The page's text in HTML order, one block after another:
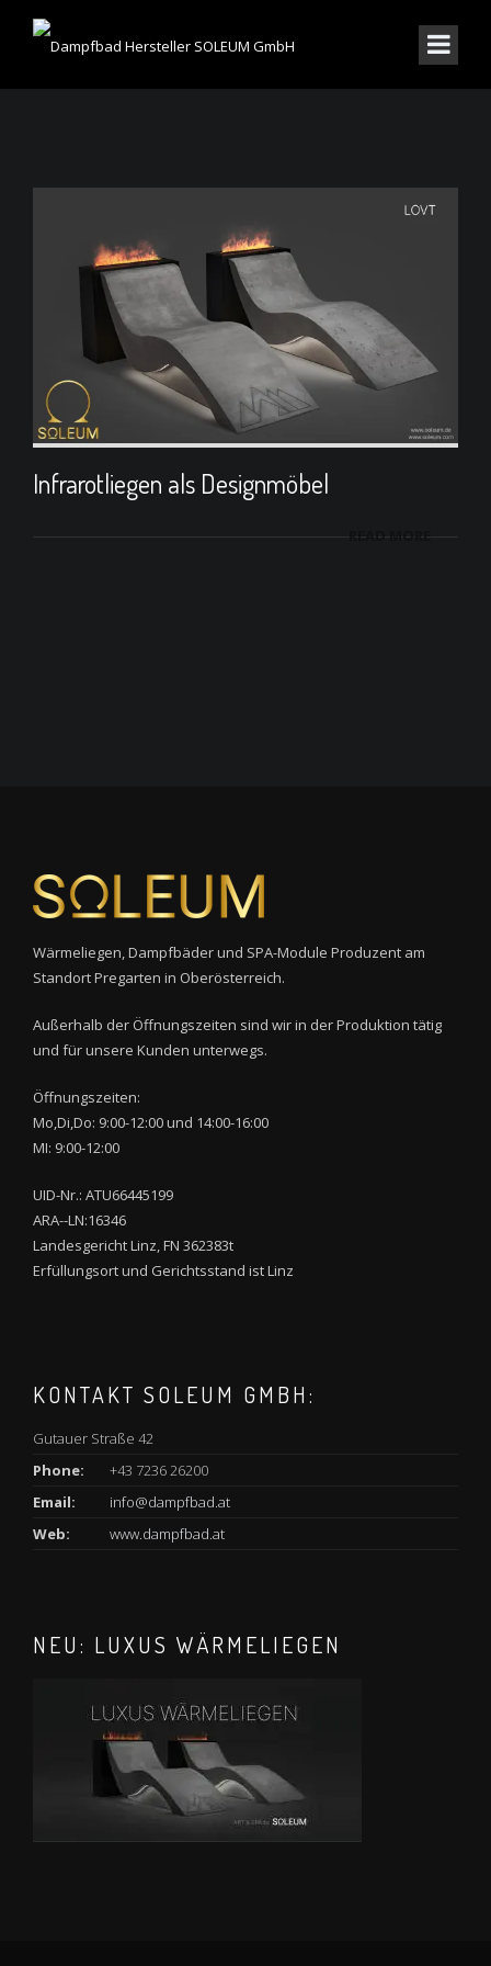
Infrarotliegen als Designmöbel
READ MORE
Wärmeliegen, Dampfbäder und SPA-Module Produzent am
Standort Pregarten in Oberösterreich.
Außerhalb der Öffnungszeiten sind wir in der Produktion tätig
und für unsere Kunden unterwegs.
Öffnungszeiten:
Mo,Di,Do: 9:00-12:00 und 14:00-16:00
MI: 9:00-12:00
UID-Nr.: ATU66445199
ARA--LN:16346
Landesgericht Linz, FN 362383t
Erfüllungsort und Gerichtsstand ist Linz
KONTAKT SOLEUM GMBH:
Gutauer Straße 42
Phone:
+43 7236 26200
Email:
info@dampfbad.at
Web:
www.dampfbad.at
NEU: LUXUS WÄRMELIEGEN